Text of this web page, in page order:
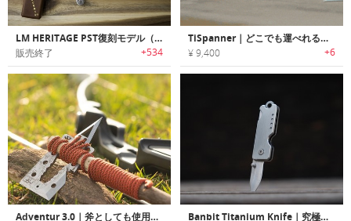
LM HERITAGE PST復刻モデル（ポケット・サバイバル・ツール）
販売終了 +534
TiSpanner｜どこでも運べれるチタン製マルチツール
¥ 9,400 +6
Adventur 3.0｜斧としても使用可能なクレジットカードサイズサバイバルマルチツール「アドベンチャー3.0」 Banbit Titanium Knife｜究極のチタン製キーチェーンナイフ「バンディッド」